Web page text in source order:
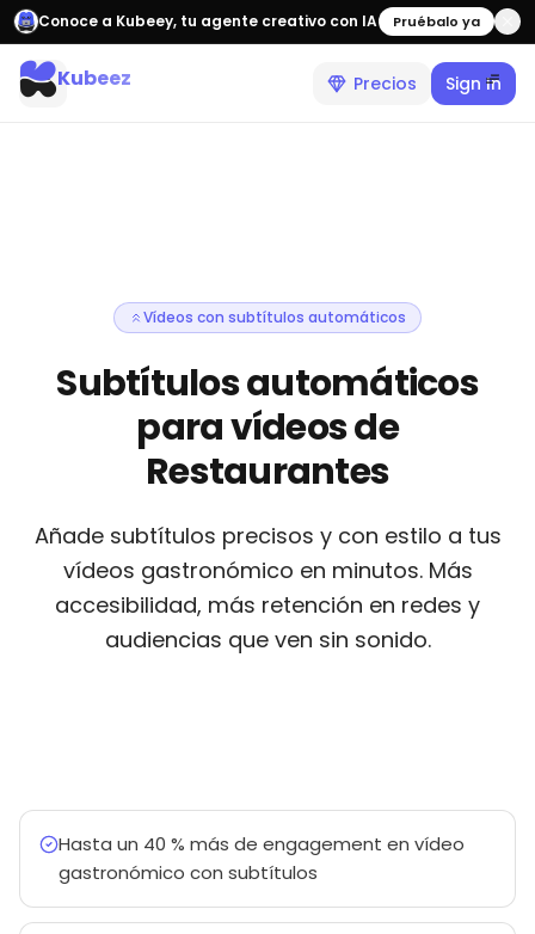
Conoce a Kubeey, tu agente creativo con IA Pruébalo ya
Precios Sign In
Kubeez
Vídeos con subtítulos automáticos
Subtítulos automáticos
para vídeos de
Restaurantes
Añade subtítulos precisos y con estilo a tus
vídeos gastronómico en minutos. Más
accesibilidad, más retención en redes y
audiencias que ven sin sonido.
Hasta un 40 % más de engagement en vídeo
gastronómico con subtítulos